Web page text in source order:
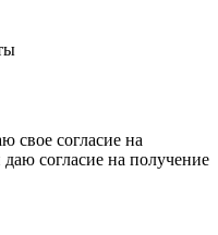
свое согласие на
даю согласие на получение